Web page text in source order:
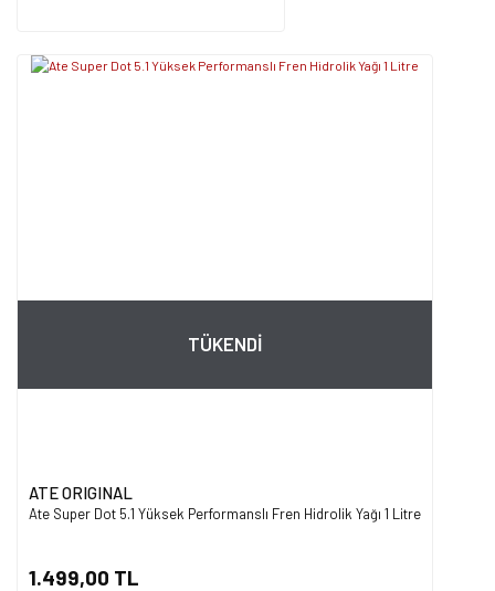
TÜKENDİ
ATE ORIGINAL
Ate Super Dot 5.1 Yüksek Performanslı Fren Hidrolik Yağı 1 Litre
1.499,00 TL